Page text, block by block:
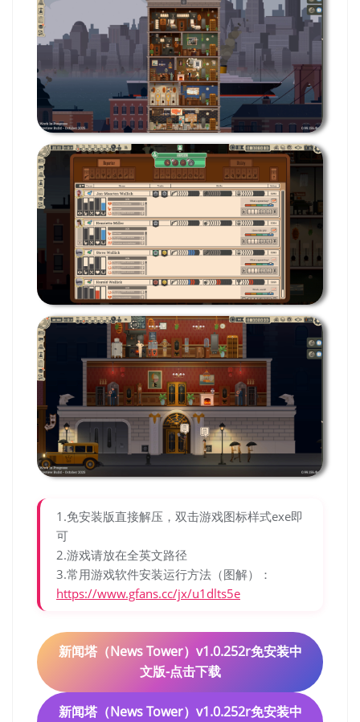
1.免安装版直接解压，双击游戏图标样式exe即
可
2.游戏请放在全英文路径
3.常用游戏软件安装运行方法（图解）：
https://www.gfans.cc/jx/u1dlts5e
新闻塔（News Tower）v1.0.252r免安装中
文版-点击下载
新闻塔（News Tower）v1.0.252r免安装中